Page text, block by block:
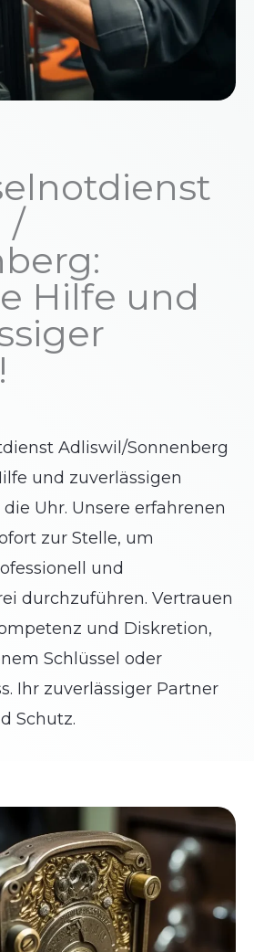
/
Hilfe und
Adliswil/Sonnenberg
und zuverlässigen
Uhr. Unsere erfahrenen
zur Stelle, um
und
durchzuführen. Vertrauen
und Diskretion,
Schlüssel oder
Ihr zuverlässiger Partner
Schutz.